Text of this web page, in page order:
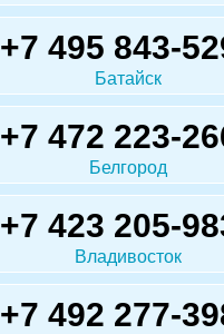
+7 495 843-
Батайск
+7 472 223-
Белгород
+7 423 205-
Владивосток
+7 492 277-